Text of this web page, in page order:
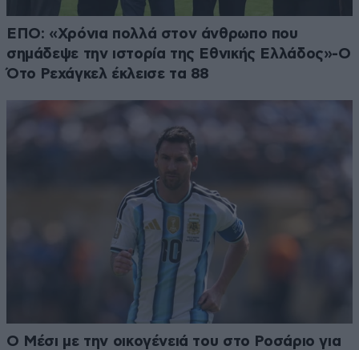
ΕΠΟ: «Χρόνια πολλά στον άνθρωπο που
σημάδεψε την ιστορία της Εθνικής Ελλάδος»-Ο
Ότο Ρεχάγκελ έκλεισε τα 88
Ο Μέσι με την οικογένειά του στο Ροσάριο για